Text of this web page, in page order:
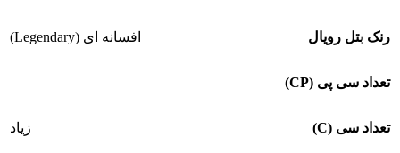
رنک بتل رویال افسانه ای (Legendary)
تعداد سی پی (CP)
تعداد سی (C) زیاد